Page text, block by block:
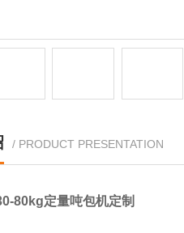
/ PRODUCT PRESENTATION
80kg定量吨包机定制